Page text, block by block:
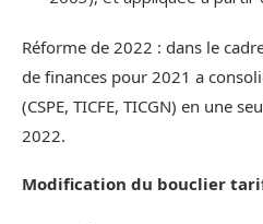
Réforme de 2022 : dans le
de finances pour 2021 a
(CSPE, TICFE, TICGN) en une
2022.
Modification du bouclier